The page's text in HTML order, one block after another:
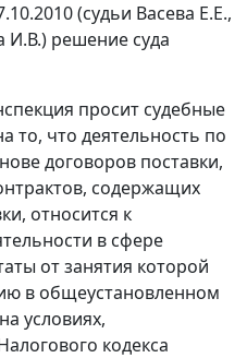
(судьи Васева Е.Е.,
И.В.) решение суда
просит судебные
то, что деятельность по
договоров поставки,
содержащих
относится к
в сфере
от занятия которой
в общеустановленном
условиях,
кодекса